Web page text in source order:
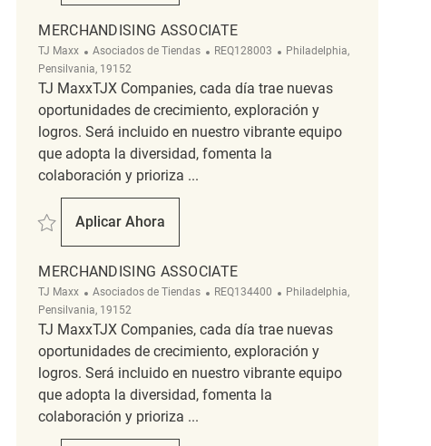
MERCHANDISING ASSOCIATE
TJ Maxx Categoría
Asociados de Tiendas ReqId
REQ128003 Ubicación
Philadelphia,
Pensilvania, 19152
TJ MaxxTJX Companies, cada día trae nuevas
oportunidades de crecimiento, exploración y
logros. Será incluido en nuestro vibrante equipo
que adopta la diversidad, fomenta la
colaboración y prioriza ...
Salvar Merchandising Associate REQ128003
Aplicar Ahora
Merchandising Associate
MERCHANDISING ASSOCIATE
TJ Maxx Categoría
Asociados de Tiendas ReqId
REQ134400 Ubicación
Philadelphia,
Pensilvania, 19152
TJ MaxxTJX Companies, cada día trae nuevas
oportunidades de crecimiento, exploración y
logros. Será incluido en nuestro vibrante equipo
que adopta la diversidad, fomenta la
colaboración y prioriza ...